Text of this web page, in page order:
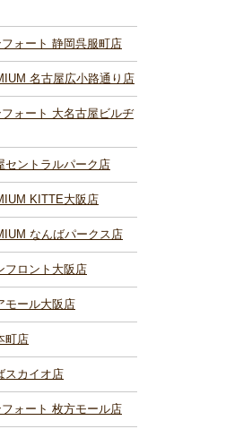
ォート 静岡呉服町店
名古屋広小路通り店
ォート 大名古屋ビルヂ
セントラルパーク店
KITTE大阪店
なんばパークス店
フロント大阪店
モール大阪店
町店
スカイオ店
ォート 枚方モール店